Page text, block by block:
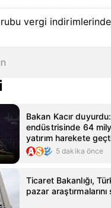
vergi
Bakan Kacır
endüstrisinde 64
yatırım harekete
5 dakika önce
Ticaret Bakanlığı,
pazar